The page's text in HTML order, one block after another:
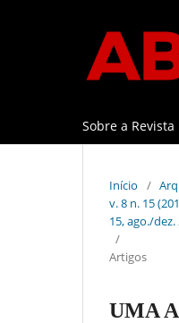
Sobre a Revista
Início /
v. 8 n. 15
15, ago./dez.
/
Artigos
UMA